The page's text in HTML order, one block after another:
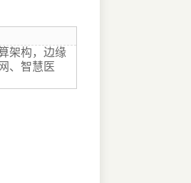
架构，边缘
、智慧医